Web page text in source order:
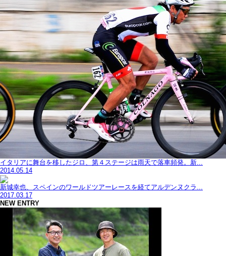
イタリアに舞台を移したジロ、第４ステージは雨天で落車頻発。新...
2014.05.14
新城幸也、スペインのワールドツアーレースを経てアルデンヌクラ...
2017.03.17
NEW ENTRY